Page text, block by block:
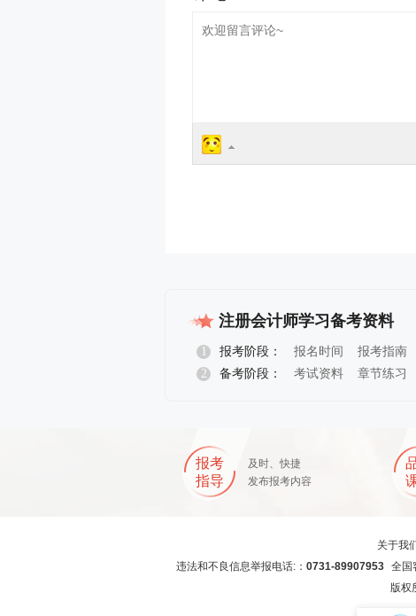
注册会计师学习备考资料
1 报考阶段： 报名时间 报考指南
报名指导
2 备考阶段： 考试资料 章节练习
报考
指导
及时、快捷
发布报考内容
关于我
违法和不良信息举报电话:： 0731-89907953全国
版权